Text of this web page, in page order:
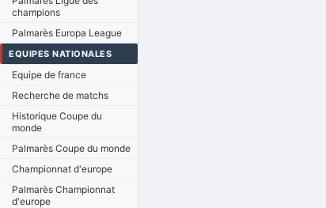
champions
Palmarès Europa League
EQUIPES NATIONALES
Equipe de france
Recherche de matchs
Historique Coupe du
monde
Palmarès Coupe du monde
Championnat d'europe
Palmarès Championnat
d'europe